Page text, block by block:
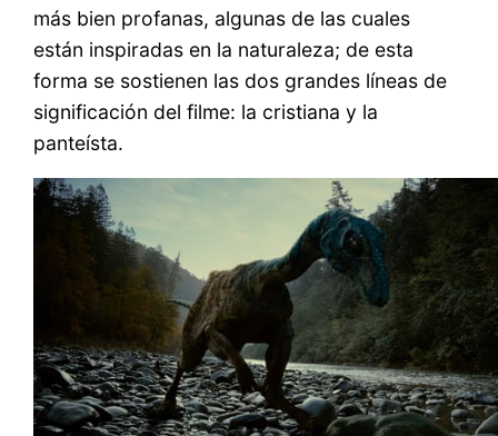
más bien profanas, algunas de las cuales
están inspiradas en la naturaleza; de esta
forma se sostienen las dos grandes líneas de
significación del filme: la cristiana y la
panteísta.